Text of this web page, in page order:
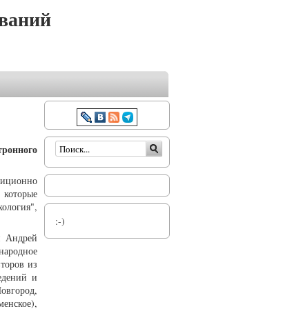
Андрей
из
и
Форма поиска
:-)